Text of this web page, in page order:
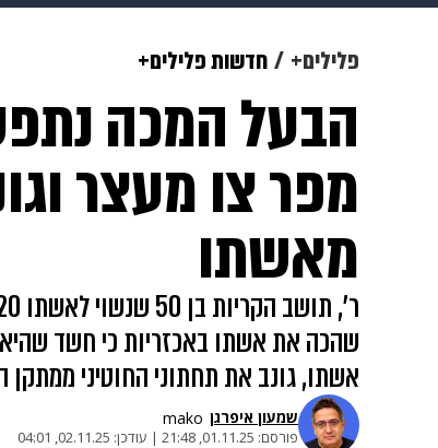
צבא וביטחון
משפט תשעה
פלילים+ חדשות פלילים+
הבעל המכה
מפר צו מעצר
מאשתו
שהכה את אשתו באכזריות כי חשד
אשתו, גונב את תחתוני החוטיני ממתקן
שמעון איפרגן​ mako
פורסם: 01.11.25, 21:48
| עודכן: 02.11.25, 04:01